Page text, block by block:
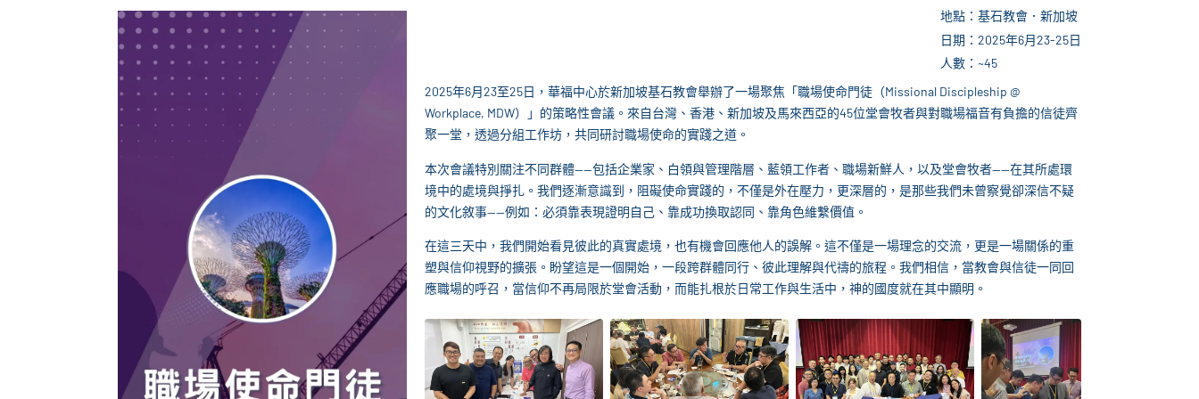
地點：基石教會．新加坡
日期：2025年6月23-25日
人數：~45
2025年6月23至25日，華福中心於新加坡基石教會舉辦了一場聚焦「職場使命門徒（Missional Discipleship @
Workplace, MDW）」的策略性會議。來自台灣、香港、新加坡及馬來西亞的45位堂會牧者與對職場福音有負擔的信徒齊
聚一堂，透過分組工作坊，共同研討職場使命的實踐之道。
本次會議特別關注不同群體——包括企業家、白領與管理階層、藍領工作者、職場新鮮人，以及堂會牧者——在其所處環
境中的處境與掙扎。我們逐漸意識到，阻礙使命實踐的，不僅是外在壓力，更深層的，是那些我們未曾察覺卻深信不疑
的文化敘事——例如：必須靠表現證明自己、靠成功換取認同、靠角色維繫價值。
在這三天中，我們開始看見彼此的真實處境，也有機會回應他人的誤解。這不僅是一場理念的交流，更是一場關係的重
塑與信仰視野的擴張。盼望這是一個開始，一段跨群體同行、彼此理解與代禱的旅程。我們相信，當教會與信徒一同回
應職場的呼召，當信仰不再局限於堂會活動，而能扎根於日常工作與生活中，神的國度就在其中顯明。